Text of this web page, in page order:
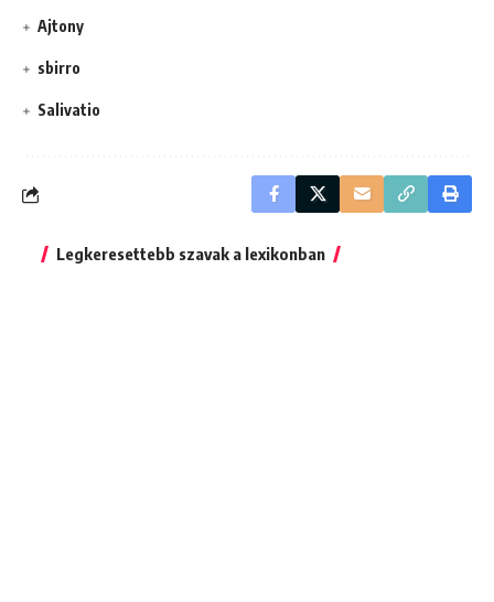
Ajtony
sbirro
Salivatio
Legkeresettebb szavak a lexikonban